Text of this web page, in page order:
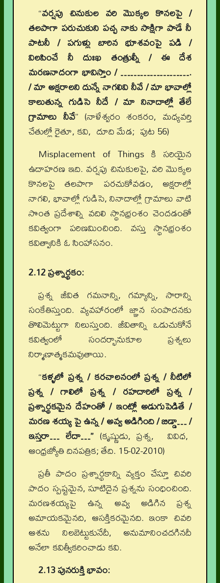
“వర్షపు చినుకుల వరి మొక్కల కొనలపై /
తలపాగా పరుచుకుని పచ్చ నాకు సాక్షిగా పాడే నీ
పాటనీ / పగుళ్లు బారిన భూశవంపై పడి /
విలపించే నీ దుఃఖ తంత్రుల్నీ / ఈ దేశ
మరణనాదంగా భావిస్తాం / ………………….
/ మా అక్షరాలని దున్నే నాగలివి నీవే / మా భావాల్లో
కాలుతున్న గుడిసె నీదే / మా నినాదాల్లో తేలే
గ్రామాలు నీవే” (నాళేశ్వరం శంకరం, మధ్యవర్తి
చేతుల్లో రైతూ, కవి, దూది మేడ; పుట 56)
Misplacement of Things కి సరియైన
ఉదాహరణ ఇది. వర్షపు చినుకులపై, వరి మొక్కల
కొనలపై తలపాగా పరచుకోవడం, అక్షరాల్లో
నాగలి, భావాల్లో గుడిసె, నినాదాల్లో గ్రామాలు వాటి
సొంత ప్రదేశాల్ని వదిలి స్థానభ్రంశం చెందడంతో
కవిత్వంగా పరిణమించింది. వస్తు స్థానభ్రంశం
కవిత్వానికి ఓ సింహాసనం.
2.12 ప్రశ్నార్థకం:
ప్రశ్న జీవిత గమనాన్ని, గమ్యాన్ని, సారాన్ని
సంకేతిస్తుంది. వ్యవహారంలో జ్ఞాన సంపాదనకు
తొలిమెట్టుగా నిలుస్తుంది. జీవితాన్ని ఒడుచుకోనే
కవిత్వంలో సందర్భానుకూల ప్రశ్నలు
నిర్మాణాత్మకమవుతాయి.
“కళ్ళలో ప్రశ్న / కరచాలనంలో ప్రశ్న / నీటిలో
ప్రశ్న / గాలిలో ప్రశ్న / రహదారిలో ప్రశ్న /
ప్రశ్నార్థకమైన దేహంతో / ఇంట్లో అడుగుపెడితే /
మరణ శయ్య పై ఉన్న / అవ్వ అడిగింది / బిడ్డా… /
ఇస్తరా… లేదా…”(కృష్ణుడు, ప్రశ్న, వివిధ,
ఆంధ్రజ్యోతి దినపత్రిక; తేది. 15-02-2010)
ప్రతీ పాదం ప్రశ్నార్థకాన్ని వ్యక్తం చేస్తూ చివరి
పాదం స్పష్టమైన, సూటిదైన ప్రశ్నను సంధించింది.
మరణశయ్యపై ఉన్న అవ్వ అడిగిన ప్రశ్న
అమాయకమైనది, ఆసక్తికరమైనది. ఇంకా చివరి
ఆశను నిలబెట్టుకునేదీ, అనుమానించదగినదీ
అనేలా కవిత్వీకరించాడు కవి.
2.13 పునరుక్తి భావం: